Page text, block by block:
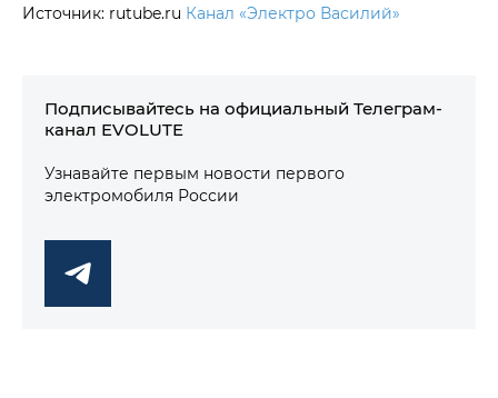
Источник: rutube.ru Канал «Электро Василий»
Подписывайтесь на официальный Телеграм-
канал EVOLUTE
Узнавайте первым новости первого
электромобиля России